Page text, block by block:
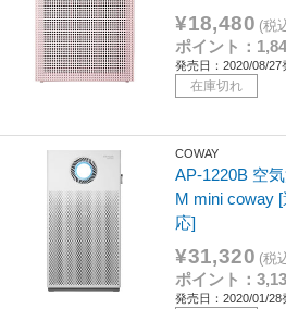
¥18,480 (税
ポイント：
発売日：2020/08/27
在庫切れ
COWAY
AP-1220B 空
M mini coway
応]
¥31,320 (税
ポイント：
発売日：2020/01/28